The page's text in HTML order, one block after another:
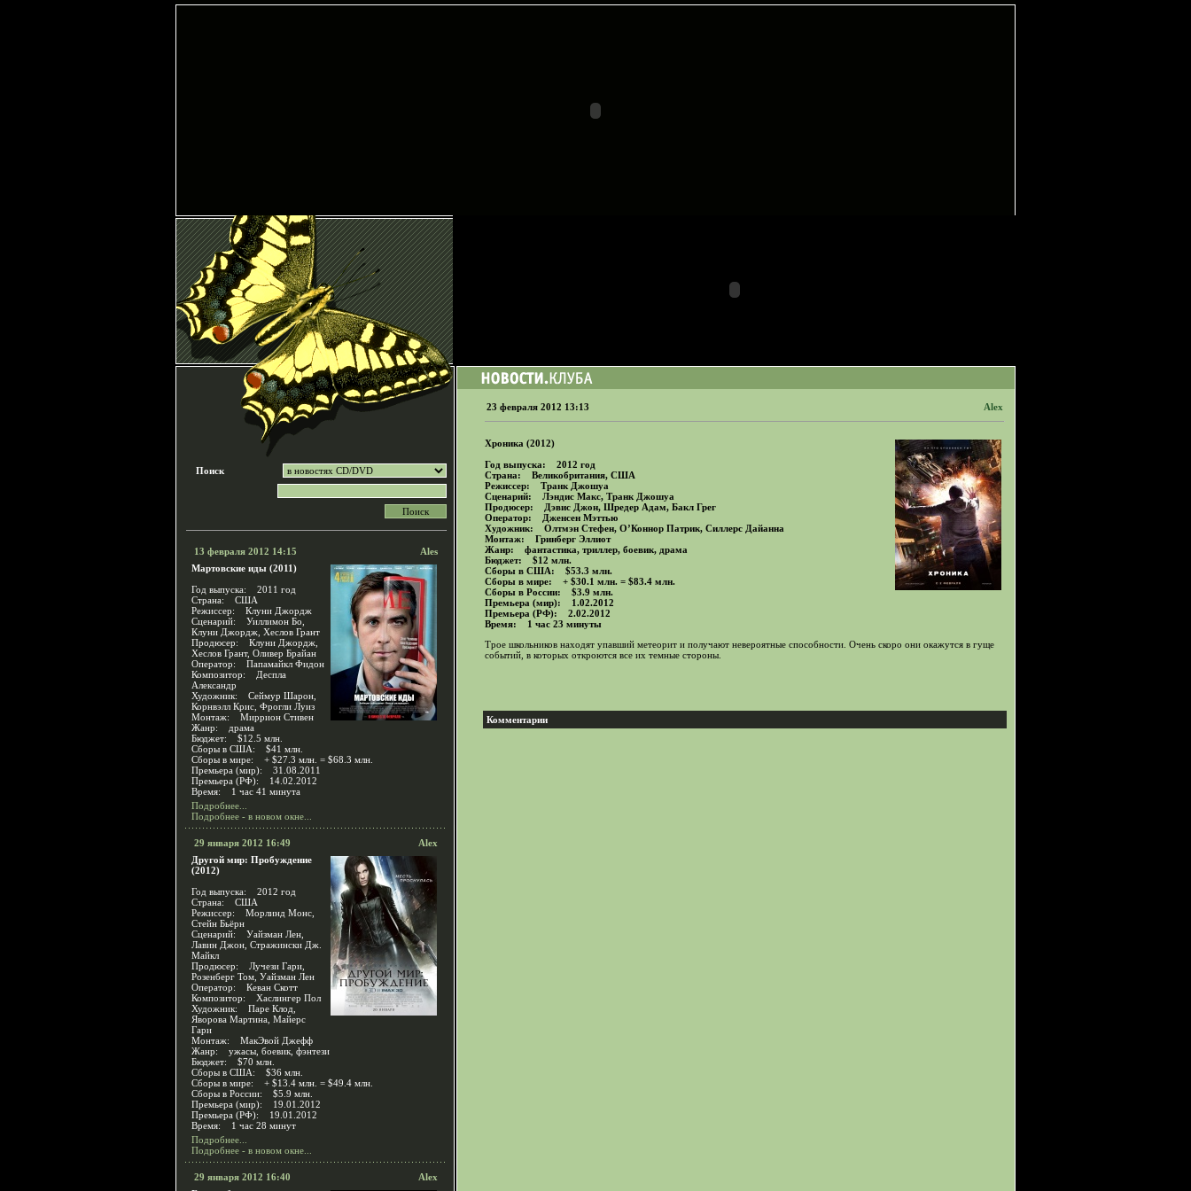
Поиск
13 февраля 2012 14:15
Ales
Мартовские иды (2011)
Год выпуска: 2011 год
Страна: США
Режиссер: Клуни Джордж
Сценарий: Уиллимон Бо,
Клуни Джордж, Хеслов Грант
Продюсер: Клуни Джордж,
Хеслов Грант, Оливер Брайан
Оператор: Папамайкл Фидон
Композитор: Деспла
Александр
Художник: Сеймур Шарон,
Корнвэлл Крис, Фрогли Луиз
Монтаж: Миррион Стивен
Жанр: драма
Бюджет: $12.5 млн.
Сборы в США: $41 млн.
Сборы в мире: + $27.3 млн. = $68.3 млн.
Премьера (мир): 31.08.2011
Премьера (РФ): 14.02.2012
Время: 1 час 41 минута
Подробнее...
Подробнее - в новом окне...
29 января 2012 16:49
Alex
Другой мир: Пробуждение
(2012)
Год выпуска: 2012 год
Страна: США
Режиссер: Морлинд Монс,
Стейн Бьёрн
Сценарий: Уайзман Лен,
Лавин Джон, Стражински Дж.
Майкл
Продюсер: Лучези Гари,
Розенберг Том, Уайзман Лен
Оператор: Кеван Скотт
Композитор: Хаслингер Пол
Художник: Паре Клод,
Яворова Мартина, Майерс
Гари
Монтаж: МакЭвой Джефф
Жанр: ужасы, боевик, фэнтези
Бюджет: $70 млн.
Сборы в США: $36 млн.
Сборы в мире: + $13.4 млн. = $49.4 млн.
Сборы в России: $5.9 млн.
Премьера (мир): 19.01.2012
Премьера (РФ): 19.01.2012
Время: 1 час 28 минут
Подробнее...
Подробнее - в новом окне...
29 января 2012 16:40
Alex
23 февраля 2012 13:13 Alex
Хроника (2012)
Год выпуска: 2012 год
Страна: Великобритания, США
Режиссер: Транк Джошуа
Сценарий: Лэндис Макс, Транк Джошуа
Продюсер: Дэвис Джон, Шредер Адам, Бакл Грег
Оператор: Дженсен Мэттью
Художник: Олтмэн Стефен, О’Коннор Патрик, Силлерс Дайанна
Монтаж: Гринберг Эллиот
Жанр: фантастика, триллер, боевик, драма
Бюджет: $12 млн.
Сборы в США: $53.3 млн.
Сборы в мире: + $30.1 млн. = $83.4 млн.
Сборы в России: $3.9 млн.
Премьера (мир): 1.02.2012
Премьера (РФ): 2.02.2012
Время: 1 час 23 минуты
Трое школьников находят упавший метеорит и получают невероятные способности. Очень скоро они окажутся в гуще
событий, в которых откроются все их темные стороны.
Комментарии